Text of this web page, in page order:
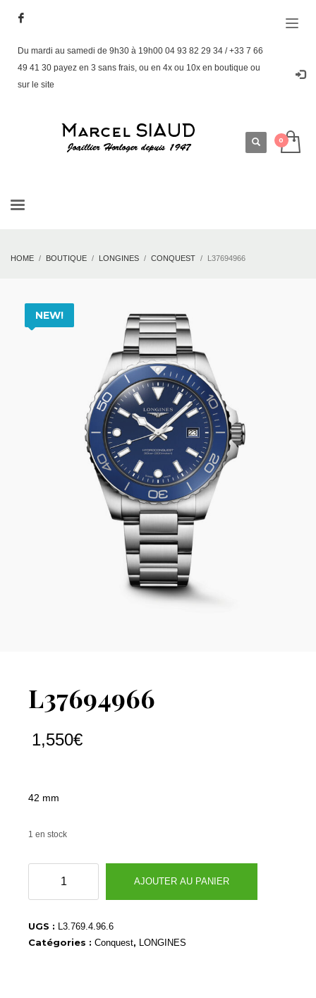
Du mardi au samedi de 9h30 à 19h00 04 93 82 29 34 / +33 7 66
49 41 30 payez en 3 sans frais, ou en 4x ou 10x en boutique ou
sur le site
HOME BOUTIQUE LONGINES CONQUEST L37694966
NEW!
L37694966
1,550€
42 mm
1 en stock
L37694966
AJOUTER AU PANIER
UGS : L3.769.4.96.6
Catégories : Conquest, LONGINES